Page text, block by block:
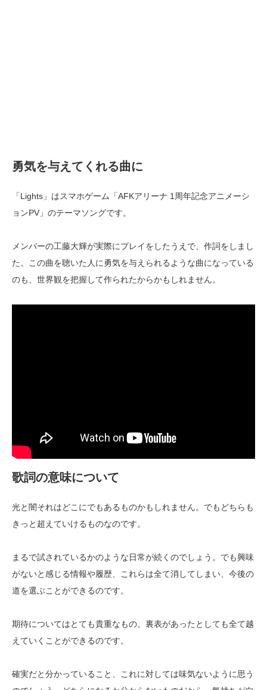
勇気を与えてくれる曲に
「Lights」はスマホゲーム「AFKアリーナ 1周年記念アニメーシ
ョンPV」のテーマソングです。
メンバーの工藤大輝が実際にプレイをしたうえで、作詞をしまし
た。この曲を聴いた人に勇気を与えられるような曲になっている
のも、世界観を把握して作られたからかもしれません。
歌詞の意味について
光と闇それはどこにでもあるものかもしれません。でもどちらも
きっと超えていけるものなのです。
まるで試されているかのような日常が続くのでしょう。でも興味
がないと感じる情報や履歴、これらは全て消してしまい、今後の
道を選ぶことができるのです。
期待についてはとても貴重なもの。裏表があったとしても全て越
えていくことができるのです。
確実だと分かっていること、これに対しては味気ないように思う